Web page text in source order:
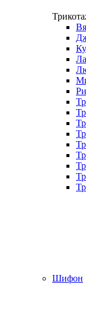
Шифон